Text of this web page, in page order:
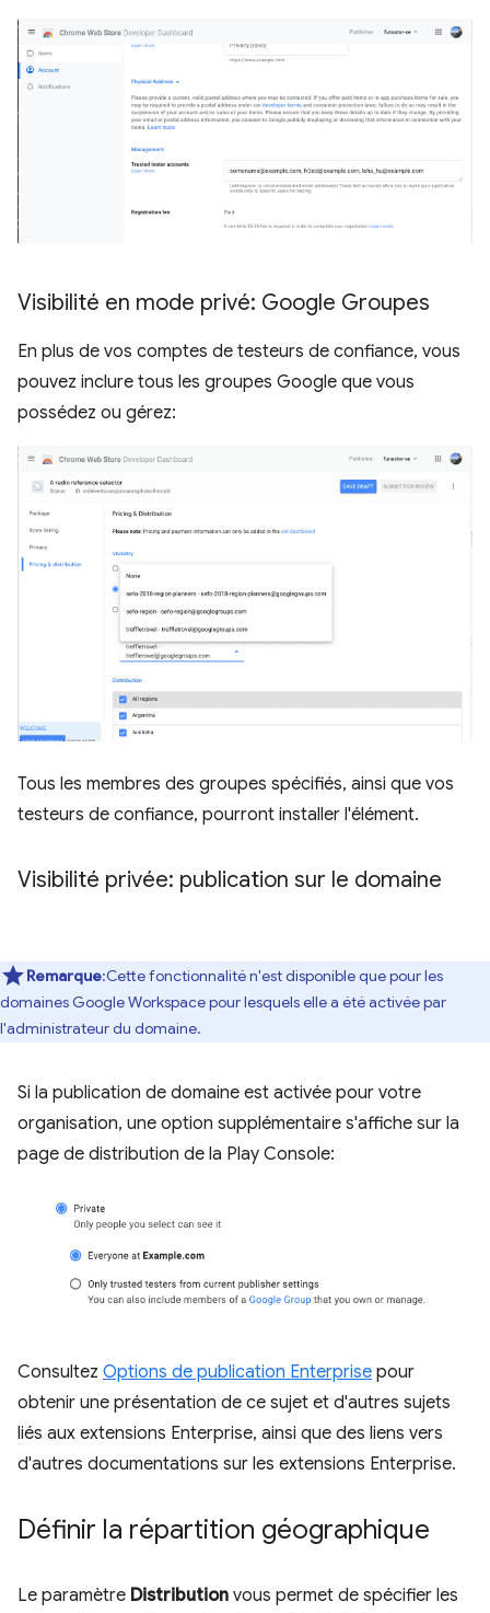
Visibilité en mode privé: Google Groupes
En plus de vos comptes de testeurs de confiance, vous
pouvez inclure tous les groupes Google que vous
possédez ou gérez:
Tous les membres des groupes spécifiés, ainsi que vos
testeurs de confiance, pourront installer l'élément.
Visibilité privée: publication sur le domaine
Remarque:Cette fonctionnalité n'est disponible que pour les
domaines Google Workspace pour lesquels elle a été activée par
l'administrateur du domaine.
Si la publication de domaine est activée pour votre
organisation, une option supplémentaire s'affiche sur la
page de distribution de la Play Console:
Consultez Options de publication Enterprise pour
obtenir une présentation de ce sujet et d'autres sujets
liés aux extensions Enterprise, ainsi que des liens vers
d'autres documentations sur les extensions Enterprise.
Définir la répartition géographique
Le paramètre Distribution vous permet de spécifier les